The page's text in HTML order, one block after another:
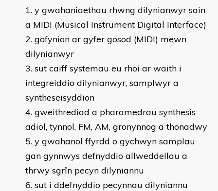
y gwahaniaethau rhwng dilynianwyr sain
a MIDI (Musical Instrument Digital Interface)
gofynion ar gyfer gosod (MIDI) mewn
dilynianwyr
sut caiff systemau eu rhoi ar waith i
integreiddio dilynianwyr, samplwyr a
syntheseisyddion
gweithrediad a pharamedrau synthesis
adiol, tynnol, FM, AM, gronynnog a thonadwy
y gwahanol ffyrdd o gychwyn samplau
gan gynnwys defnyddio allweddellau a
thrwy sgrîn pecyn dilyniannu
sut i ddefnyddio pecynnau dilyniannu